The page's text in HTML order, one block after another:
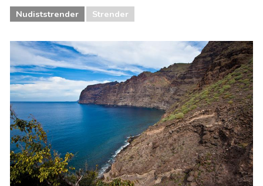
Nudiststrender Strender